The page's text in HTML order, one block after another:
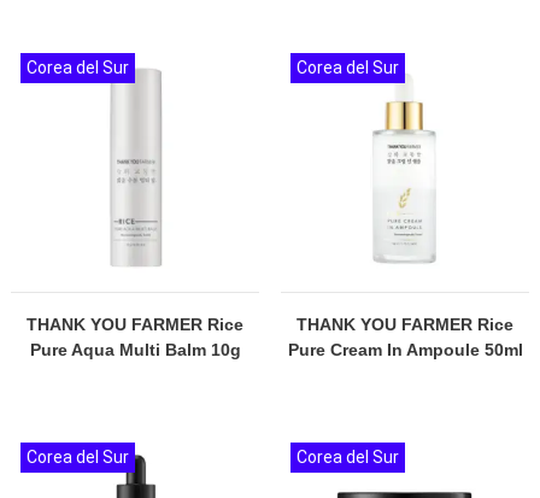
THANK YOU FARMER Rice
Pure Aqua Multi Balm 10g
Corea del Sur
THANK YOU FARMER Rice
Pure Cream In Ampoule 50ml
Corea del Sur
Corea del Sur Corea del Sur